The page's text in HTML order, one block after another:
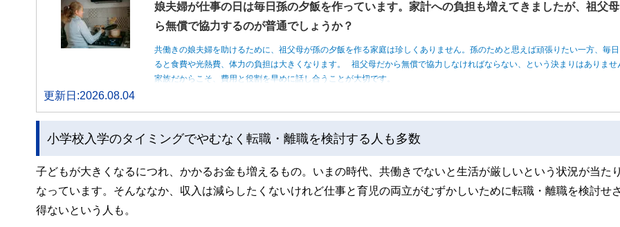
娘夫婦が仕事の日は毎日孫の夕飯を作っています。家計への負担も増えてきましたが、祖父
ら無償で協力するのが普通でしょうか？
共働きの娘夫婦を助けるために、祖父母が孫の夕飯を作る家庭は珍しくありません。孫のためと思えば頑張りたい一方、毎日
ると食費や光熱費、体力の負担は大きくなります。 祖父母だから無償で協力しなければならない、という決まりはありませ
家族だからこそ、費用と役割を早めに話し合うことが大切です。
更新日:2026.08.04
小学校入学のタイミングでやむなく転職・離職を検討する人も多数
子どもが大きくなるにつれ、かかるお金も増えるもの。いまの時代、共働きでないと生活が厳しいという状況が当た
なっています。そんななか、収入は減らしたくないけれど仕事と育児の両立がむずかしいために転職・離職を検討せ
得ないという人も。